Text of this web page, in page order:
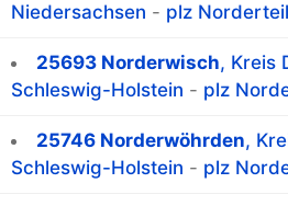
Niedersachsen - plz Norderteil
25693 Norderwisch, Kreis
Schleswig-Holstein - plz
25746 Norderwöhrden,
Schleswig-Holstein - plz